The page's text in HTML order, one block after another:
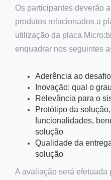
Os participantes deverão
produtos relacionados a
utilização da placa
enquadrar nos seguintes
Aderência ao
Inovação: qual o
Relevância para o
Protótipo da
funcionalidades,
solução
Qualidade da
solução
A avaliação será efetuada